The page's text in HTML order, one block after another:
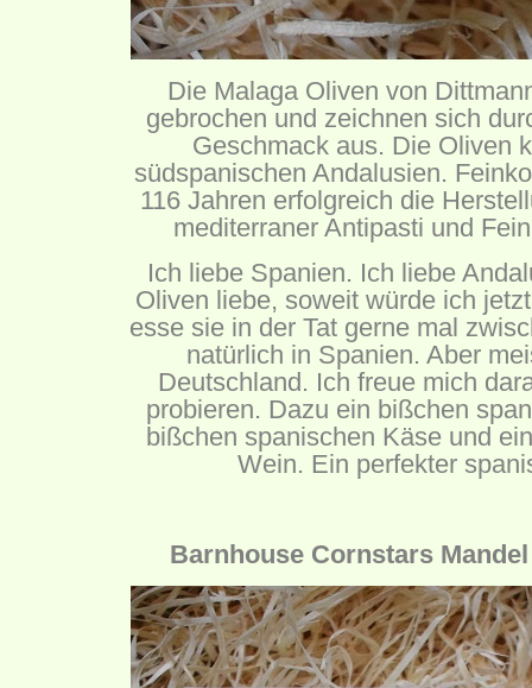
Die Malaga Oliven von
gebrochen und zeichnen sich
Geschmack aus. Die Oliven
südspanischen Andalusien.
116 Jahren erfolgreich die
mediterraner Antipasti und
Ich liebe Spanien. Ich liebe
Oliven liebe, soweit würde ich
esse sie in der Tat gerne mal
natürlich in Spanien. Aber
Deutschland. Ich freue mich
probieren. Dazu ein bißchen
bißchen spanischen Käse und
Wein. Ein perfekter
Barnhouse Cornstars